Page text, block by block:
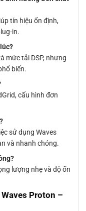
tín hiệu ổn định,
in.
mức tải DSP, nhưng
biến.
cấu hình đơn
sử dụng Waves
và nhanh chóng.
lượng nhẹ và độ ổn
Proton –